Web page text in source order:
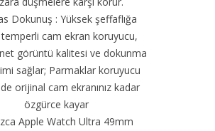
Dokunuş : Yüksek şeffaflığa
cam ekran koruyucu,
görüntü kalitesi ve dokunma
sağlar; Parmaklar koruyucu
orijinal cam ekranınız kadar
özgürce kayar
Apple Watch Ultra 49mm